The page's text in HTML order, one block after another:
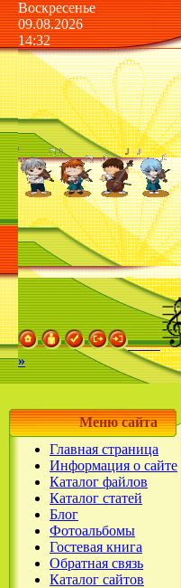
Воскресенье
09.08.2026
14:32
»
Меню сайта
Главная страница
Информация о сайте
Каталог файлов
Каталог статей
Блог
Фотоальбомы
Гостевая книга
Обратная связь
Каталог сайтов